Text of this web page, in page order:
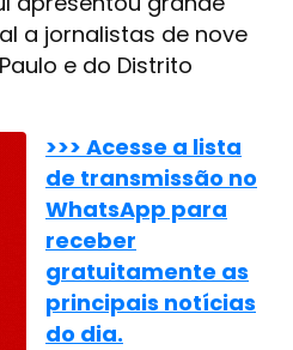
a jornalistas de nove
e do Distrito
>>> Acesse a lista
de transmissão no
WhatsApp para
receber
gratuitamente as
principais notícias
do dia.